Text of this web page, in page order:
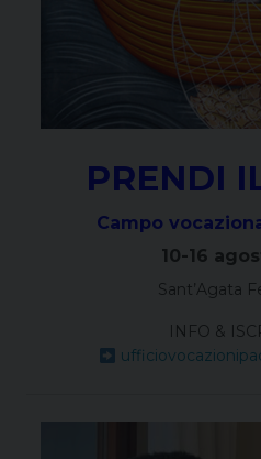
PRENDI
Campo
10-16
Sant’Agata
INFO &